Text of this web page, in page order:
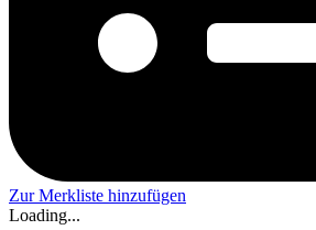
Zur Merkliste hinzufügen
Loading...